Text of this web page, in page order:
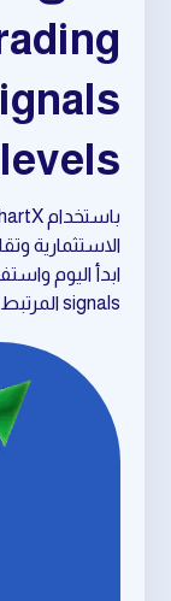
الاستثمارية
signals المرتبط بـ support levels.